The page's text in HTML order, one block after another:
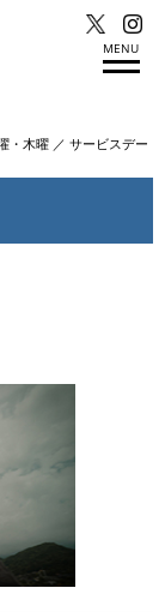
MENU
・木曜 ／ サービスデー